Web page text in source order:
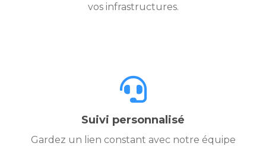
vos infrastructures.
Suivi personnalisé
Gardez un lien constant avec notre équipe